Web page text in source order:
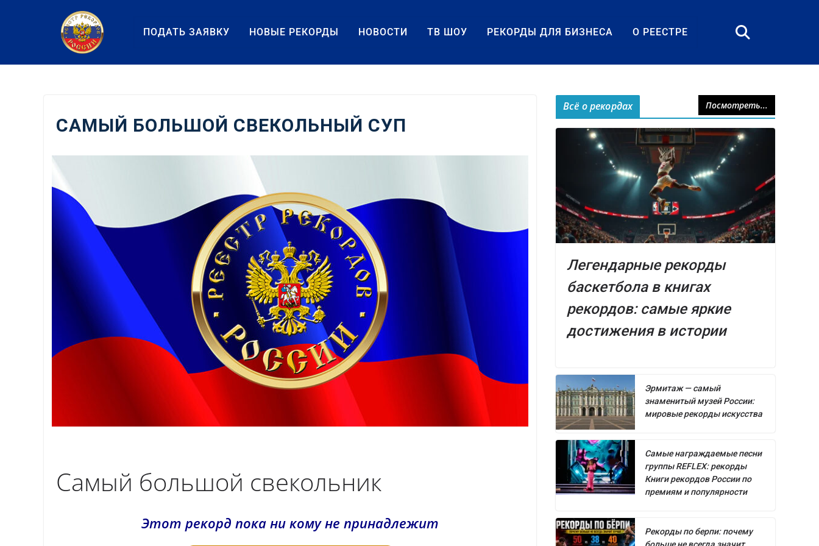
содержанию
ПОДАТЬ ЗАЯВКУ НОВЫЕ РЕКОРДЫ НОВОСТИ ТВ ШОУ РЕКОРДЫ ДЛЯ БИЗНЕСА О РЕЕСТРЕ
САМЫЙ БОЛЬШОЙ СВЕКОЛЬНЫЙ СУП
Самый большой свекольник
Этот рекорд пока ни кому не принадлежит
Всё о рекордах Посмотреть...
Легендарные рекорды
баскетбола в книгах
рекордов: самые яркие
достижения в истории
Эрмитаж — самый
знаменитый музей России:
мировые рекорды искусства
Самые награждаемые песни
группы REFLEX: рекорды
Книги рекордов России по
премиям и популярности
Рекорды по берпи: почему